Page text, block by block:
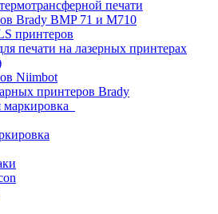
печати
Brady BMP 71 и M710
принтеров
печати на лазерных принтерах
Niimbot
принтеров Brady
маркировка